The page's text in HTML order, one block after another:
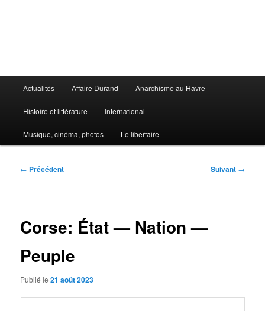
principal
Actualités Affaire Durand Anarchisme au Havre
Histoire et littérature International
Musique, cinéma, photos Le libertaire
Navigation
← Précédent Suivant →
Corse: État — Nation —
Peuple
Publié le21 août 2023